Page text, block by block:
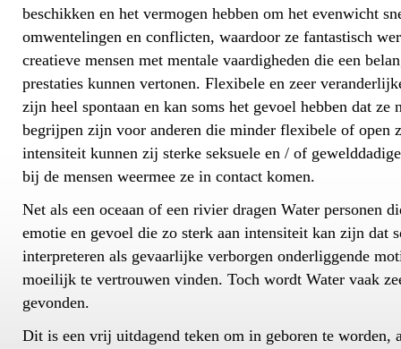
beschikken en het vermogen hebben om het evenwicht
omwentelingen en conflicten, waardoor ze fantastisch
creatieve mensen met mentale vaardigheden die een
prestaties kunnen vertonen. Flexibele en zeer
zijn heel spontaan en kan soms het gevoel hebben dat ze
begrijpen zijn voor anderen die minder flexibele of open
intensiteit kunnen zij sterke seksuele en / of
bij de mensen weermee ze in contact komen.
Net als een oceaan of een rivier dragen Water personen
emotie en gevoel die zo sterk aan intensiteit kan zijn dat
interpreteren als gevaarlijke verborgen onderliggende
moeilijk te vertrouwen vinden. Toch wordt Water vaak
gevonden.
Dit is een vrij uitdagend teken om in geboren te worden,